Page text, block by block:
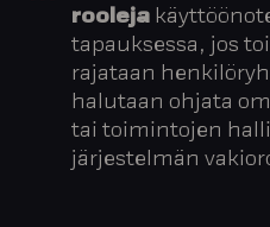
rooleja
tapauksessa, jos
rajataan
halutaan ohjata
tai toimintojen
järjestelmän